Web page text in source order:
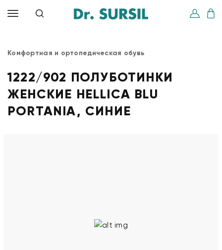
Комфортная и ортопедическая обувь
1222/902 ПОЛУБОТИНКИ
ЖЕНСКИЕ HELLICA BLU
PORTANIA, СИНИЕ